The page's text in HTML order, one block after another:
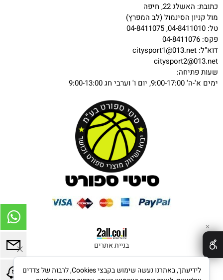
כתובת: האשלג 22, חיפה
מול קניון הסינמול (לב המפרץ)
טל: 04-8411010, 04-8411075
פקס: 04-8411076
דוא"ל: citysport1@013.net
citysport2@013.net
שעות פתיחה:
ימים א'-ה' 9:00-17:00, יום ו' וערבי חג 9:00-13:00
בניית אתרים
✕
לידיעתך, באתרנו נעשה שימוש בקבצי Cookies, לרבות של צדדים